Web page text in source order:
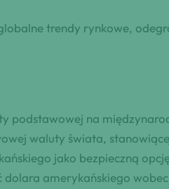
trendy rynkowe,
podstawowej na
waluty świata,
jako bezpieczną
amerykańskiego wobec